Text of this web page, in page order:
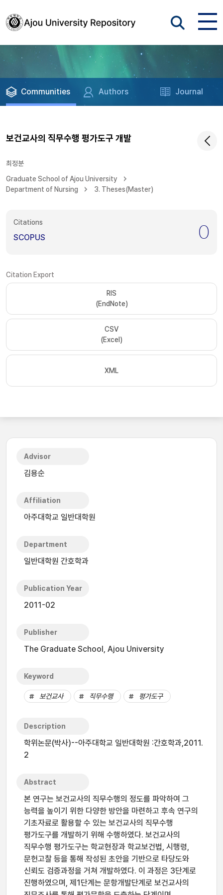
Communities Authors Journal
보건교사의 직무수행 평가도구 개발
최정분
Graduate School of Ajou University
Department of Nursing
3. Theses(Master)
Citations
SCOPUS 0
Citation Export
RIS
(EndNote)
CSV
(Excel)
XML
Advisor
김용순
Affiliation
아주대학교 일반대학원
Department
일반대학원 간호학과
Publication Year
2011-02
Publisher
The Graduate School, Ajou University
Keyword
보건교사 직무수행 평가도구
Description
학위논문(박사)--아주대학교 일반대학원 :간호학과,2011.
2
Abstract
본 연구는 보건교사의 직무수행의 정도를 파악하여 그
능력을 높이기 위한 다양한 방안을 마련하고 후속 연구의
기초자료로 활용할 수 있는 보건교사의 직무수행
평가도구를 개발하기 위해 수행하였다. 보건교사의
직무수행 평가도구는 학교현장과 학교보건법, 시행령,
문헌고찰 등을 통해 작성된 초안을 기반으로 타당도와
신뢰도 검증과정을 거쳐 개발하였다. 이 과정은 3단계로
진행하였으며, 제1단계는 문항개발단계로 보건교사의